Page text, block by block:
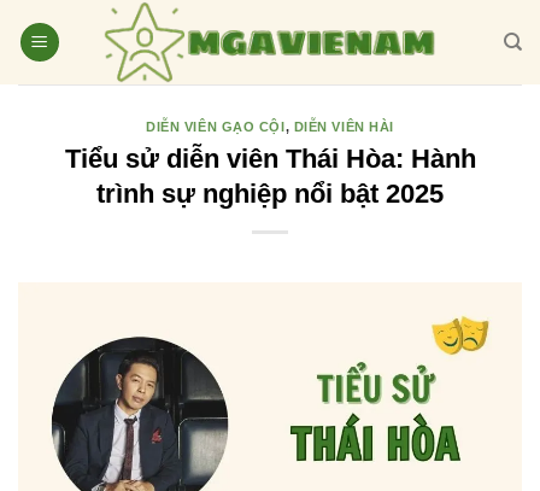
qua
DIỄN VIÊN GẠO CỘI, DIỄN VIÊN HÀI
Tiểu sử diễn viên Thái Hòa: Hành
trình sự nghiệp nổi bật 2025